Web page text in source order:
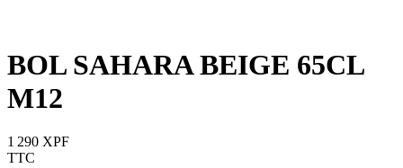
BOL SAHARA BEIGE 65CL
M12
1 290 XPF
TTC